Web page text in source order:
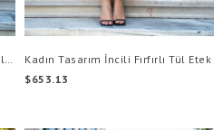
Kadın Tasarım İncili Payetli Fırfırlı Tütü Etek
Kadın Tasarım İncili Fırfırlı Tül Etek
$653.13